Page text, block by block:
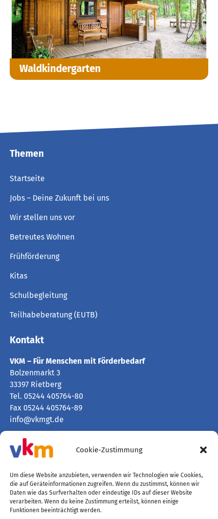
Cookie-Zustimmung
Um diese Website anzubieten, verwenden wir Technologien wie Cookies,
die auf Geräteinformationen zugreifen. Wenn du zustimmst, können wir
Daten wie das Surfverhalten oder eindeutige IDs auf dieser Website
verarbeiten. Wenn du keine Zustimmung erteilst, können einige
Funktionen beeinträchtigt werden.
Waldkindergarten
Themen
Startseite
Jobs – Deine Zukunft bei uns
Wir stellen uns vor
Betreutes Wohnen
Frühförderung
Kitas
Schulbegleitung
Teilhabeberatung (EUTB)
Kontakt
VKM – Für Menschen mit Förderbedarf
Bolzenmarkt 3
33397 Rietberg
Tel. 05244 405764-80
Fax 05244 405764-89
info@vkmgt.de
Kontaktpersonen und Bürozeiten
Spenden
Rechtliches
Cookies